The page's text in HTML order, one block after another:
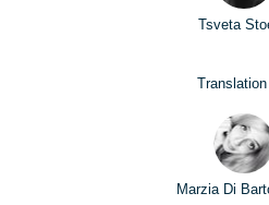
Tsveta
Marzia Di